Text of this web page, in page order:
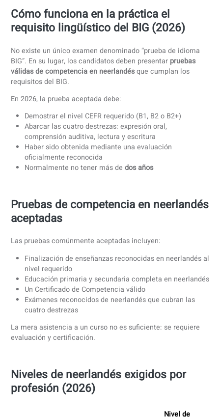
Médicos
Enfermeros
Odontólogos
Fisioterapeutas
Farmacéuticos
Parteras
Psicólogos (según el tipo de registro)
Si tu profesión requiere inscripción en el BIG, es
presentar prueba de competencia en neerlandés antes de
poder trabajar de forma independiente.
Cómo funciona en la práctica el
No existe un único examen denominado “prueba de
BIG”. En su lugar, los candidatos deben presentar
válidas de competencia en neerlandés
requisitos del BIG.
En 2026, la prueba aceptada debe:
Demostrar el nivel CEFR requerido (B1, B2 o B2+)
Abarcar las cuatro destrezas: expresión oral,
comprensión auditiva, lectura y escritura
Haber sido obtenida mediante una evaluación
oficialmente reconocida
Normalmente no tener más de
Pruebas de competencia en
aceptadas